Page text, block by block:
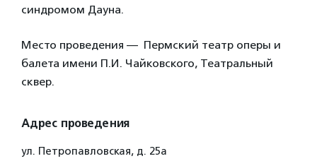
синдромом Дауна.
Место проведения — Пермский театр оперы и
балета имени П.И. Чайковского, Театральный
сквер.
Адрес проведения
ул. Петропавловская, д. 25а